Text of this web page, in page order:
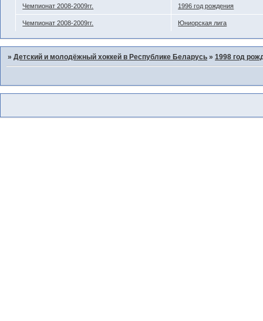
Чемпионат 2008-2009гг. 1996 год рождения
Чемпионат 2008-2009гг. Юниорская лига
»Детский и молодёжный хоккей в Республике Беларусь »1998 год